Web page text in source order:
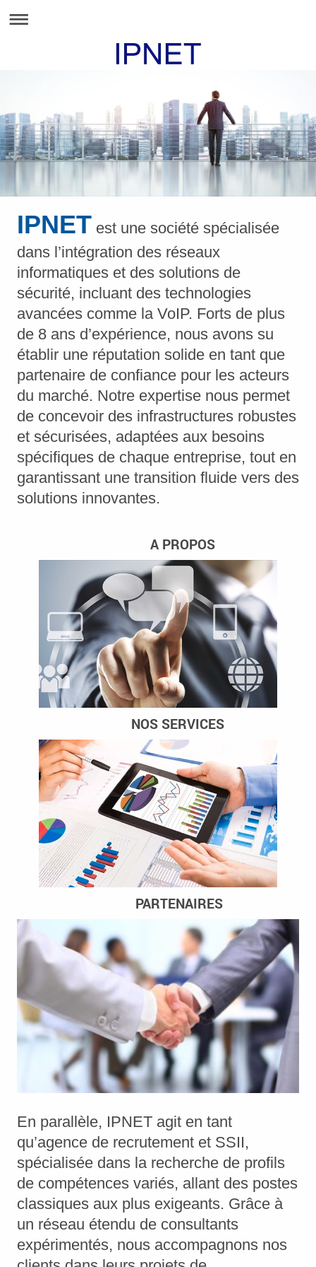
IPNET est une société spécialisée
dans l’intégration des réseaux
informatiques et des solutions de
sécurité, incluant des technologies
avancées comme la VoIP. Forts de plus
de 8 ans d’expérience, nous avons su
établir une réputation solide en tant que
partenaire de confiance pour les acteurs
du marché. Notre expertise nous permet
de concevoir des infrastructures robustes
et sécurisées, adaptées aux besoins
spécifiques de chaque entreprise, tout en
garantissant une transition fluide vers des
solutions innovantes.
A PROPOS
NOS SERVICES
PARTENAIRES
En parallèle, IPNET agit en tant
qu’agence de recrutement et SSII,
spécialisée dans la recherche de profils
de compétences variés, allant des postes
classiques aux plus exigeants. Grâce à
un réseau étendu de consultants
expérimentés, nous accompagnons nos